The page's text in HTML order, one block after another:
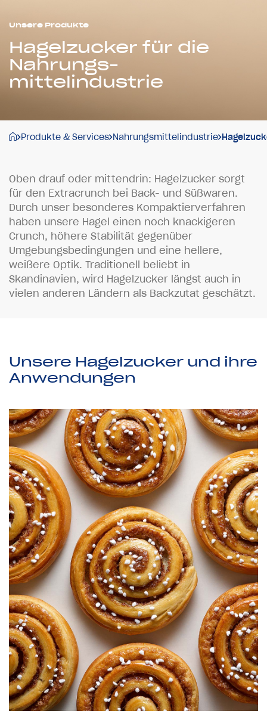
Unsere Produkte
Hagelzucker für die
Nahrungs­
mittelindustrie
Produkte & Services Nahrungsmittelindustrie
Oben drauf oder mittendrin: Hagelzucker sorgt
für den Extracrunch bei Back- und Süßwaren.
Durch unser besonderes Kompaktierverfahren
haben unsere Hagel einen noch knackigeren
Crunch, höhere Stabilität gegenüber
Umgebungsbedingungen und eine hellere,
weißere Optik. Traditionell beliebt in
Skandinavien, wird Hagelzucker längst auch in
vielen anderen L ändern als Backzutat geschätzt.
Unsere Hagelzucker und ihre
Anwendungen